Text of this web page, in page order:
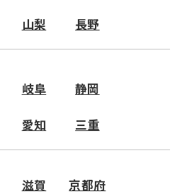
山梨 長野
岐阜 静岡
愛知 三重
滋賀 京都府